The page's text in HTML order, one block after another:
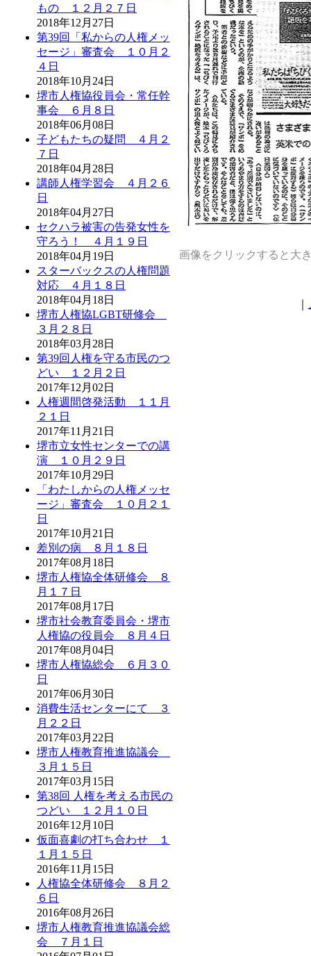
もの １２月２７日
2018年12月27日
第39回「私からの人権メッ
セージ」審査会 １０月２
４日
2018年10月24日
堺市人権協役員会・常任幹
事会 ６月８日
2018年06月08日
子どもたちの疑問 ４月２
７日
2018年04月28日
講師人権学習会 ４月２６
日
2018年04月27日
セクハラ被害の告発女性を
守ろう！ ４月１９日
2018年04月19日
スターバックスの人権問題
対応 ４月１８日
2018年04月18日
堺市人権協LGBT研修会
３月２８日
2018年03月28日
第39回人権を守る市民のつ
どい １２月２日
2017年12月02日
人権週間啓発活動 １１月
２１日
2017年11月21日
堺市立女性センターでの講
演 １０月２９日
2017年10月29日
「わたしからの人権メッセ
ージ」審査会 １０月２１
日
2017年10月21日
差別の病 ８月１８日
2017年08月18日
堺市人権協全体研修会 ８
月１７日
2017年08月17日
堺市社会教育委員会・堺市
人権協の役員会 ８月４日
2017年08月04日
堺市人権協総会 ６月３０
日
2017年06月30日
消費生活センターにて ３
月２２日
2017年03月22日
堺市人権教育推進協議会
３月１５日
2017年03月15日
第38回 人権を考える市民の
つどい １２月１０日
2016年12月10日
仮面喜劇の打ち合わせ １
１月１５日
2016年11月15日
人権協全体研修会 ８月２
６日
2016年08月26日
堺市人権教育推進協議会総
会 ７月１日
画像をクリックすると大